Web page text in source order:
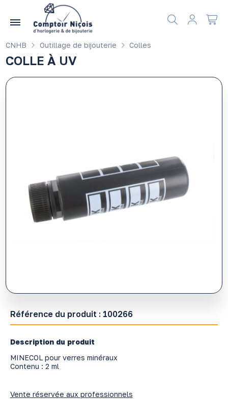
CNHB Outillage de bijouterie Colles
COLLE À UV
Référence du produit : 100266
Description du produit
MINECOL pour verres minéraux
Contenu : 2 ml
Vente réservée aux professionnels
Gérer les préférences en matière de cookies